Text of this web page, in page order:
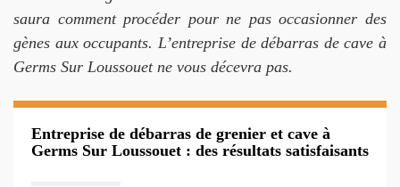
saura comment procéder pour ne pas occasionner des
gènes aux occupants. L’entreprise de débarras de cave à
Germs Sur Loussouet ne vous décevra pas.
Entreprise de débarras de grenier et cave à
Germs Sur Loussouet : des résultats satisfaisants